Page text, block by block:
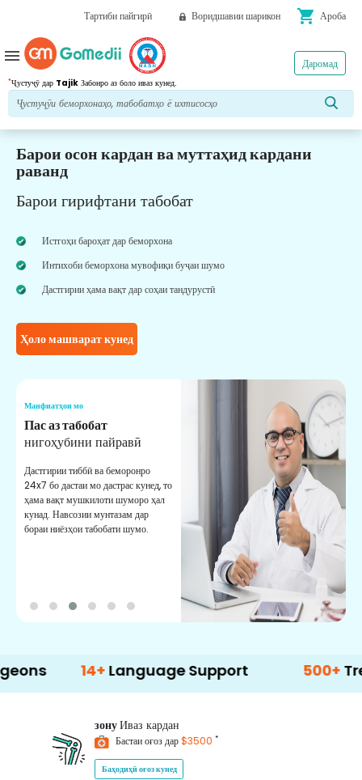
Тартиби пайгирӣ Воридшавии шарикон shopping_cart Ароба
*Ҷустуҷӯ дар Tajik Забонро аз боло иваз кунед.
Даромад
menu
Барои осон кардан ва муттаҳид кардани
раванд
Барои гирифтани табобат
Истгоҳи бароҳат дар беморхона
Интихоби беморхона мувофиқи буҷаи шумо
Дастгирии ҳама вақт дар соҳаи тандурустӣ
Ҳоло машварат кунед
Манфиатҳои мо
Мушовири тиббӣ
Аз мушовирони тиббии ботаҷрибаи
мо мунтазам дастгирӣ гиред. Ба
шумо маслиҳат ва роҳнамоии
беҳтарин медиҳад.
14+ Language Support 500+
зонуИваз кардан
Бастаи оғоз дар$3500 *
Баҳодиҳӣ оғоз кунед